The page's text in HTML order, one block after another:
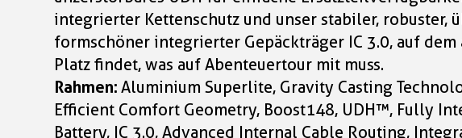
integrierter Kettenschutz und unser stabiler, robuster,
formschöner integrierter Gepäckträger IC 3.0, auf dem
Platz findet, was auf Abenteuertour mit muss.
Rahmen:Aluminium Superlite, Gravity Casting
Efficient Comfort Geometry, Boost148, UDH™, Fully
Battery, IC 3.0, Advanced Internal Cable Routing,